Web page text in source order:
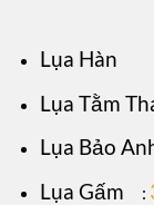
Lụa Hàn
Lụa Tằm
Lụa Bảo
Lụa Gấm
: